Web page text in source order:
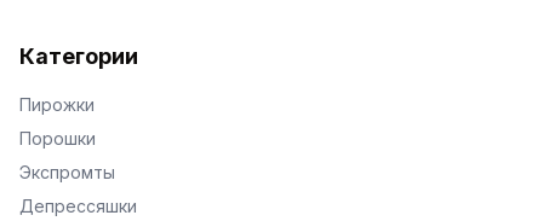
Категории
Пирожки
Порошки
Экспромты
Депрессяшки